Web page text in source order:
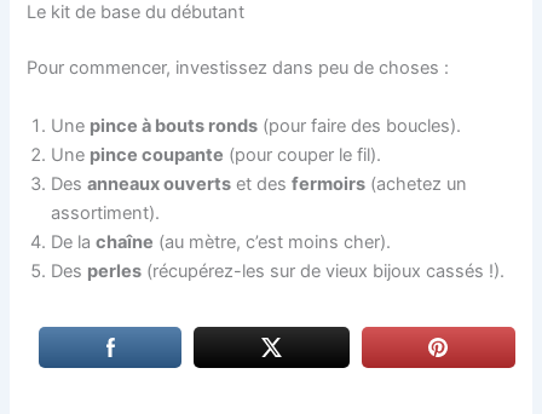
Le kit de base du débutant
Pour commencer, investissez dans peu de choses :
Une pince à bouts ronds (pour faire des boucles).
Une pince coupante (pour couper le fil).
Desanneaux ouverts et desfermoirs (achetez un
assortiment).
De lachaîne (au mètre, c’est moins cher).
Des perles (récupérez-les sur de vieux bijoux cassés !).